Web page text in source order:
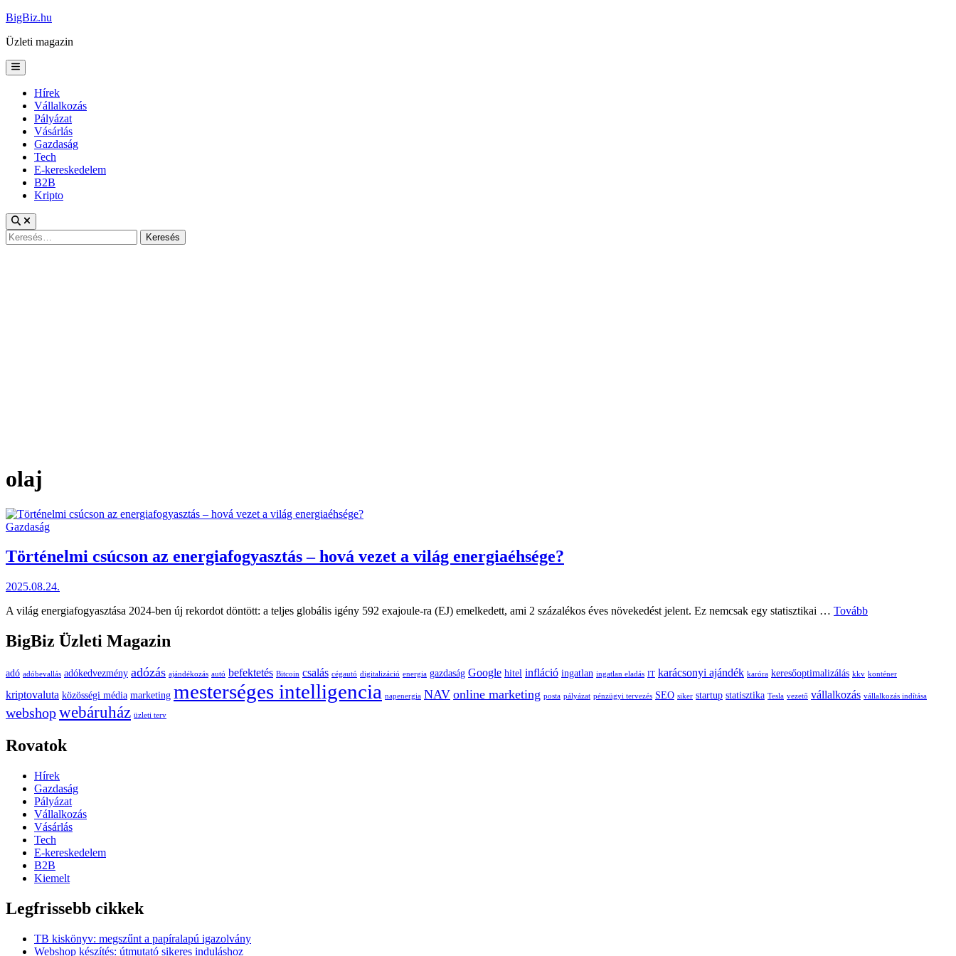
Skip
content
BigBiz.hu
Üzleti magazin
Main
Menu
Hírek
Vállalkozás
Pályázat
Vásárlás
Gazdaság
Tech
E-kereskedelem
B2B
Kripto
Keresés:
olaj
Posted
Gazdaság
Történelmi csúcson az energiafogyasztás – hová vezet a világ energiaéhsége?
2025.08.24.
A világ energiafogyasztása 2024-ben új rekordot döntött: a teljes globális igény 592 exajoule-ra (EJ) emelkedett, ami 2 százalékos éves növekedést jelent. Ez nemcsak egy statisztikai … Történelmi
hová
a
Tovább
BigBiz Üzleti Magazin
adó adóbevallás adókedvezmény adózás ajándékozás autó befektetés Bitcoin csalás cégautó digitalizáció energia gazdaság Google hitel infláció ingatlan ingatlan eladás IT karácsonyi ajándék karóra keresőoptimalizálás kkv konténer
kriptovaluta közösségi média marketing mesterséges intelligencia napenergia NAV online marketing posta pályázat pénzügyi tervezés SEO siker startup statisztika Tesla vezető vállalkozás vállalkozás indítása
webshopwebáruház üzleti terv
Rovatok
Hírek
Gazdaság
Pályázat
Vállalkozás
Vásárlás
Tech
E-kereskedelem
B2B
Kiemelt
Legfrissebb cikkek
TB kiskönyv: megszűnt a papíralapú igazolvány
Webshop készítés: útmutató sikeres induláshoz